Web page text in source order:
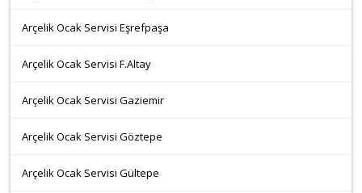
Arçelik Ocak Servisi Eşrefpaşa
Arçelik Ocak Servisi F.Altay
Arçelik Ocak Servisi Gaziemir
Arçelik Ocak Servisi Göztepe
Arçelik Ocak Servisi Gültepe